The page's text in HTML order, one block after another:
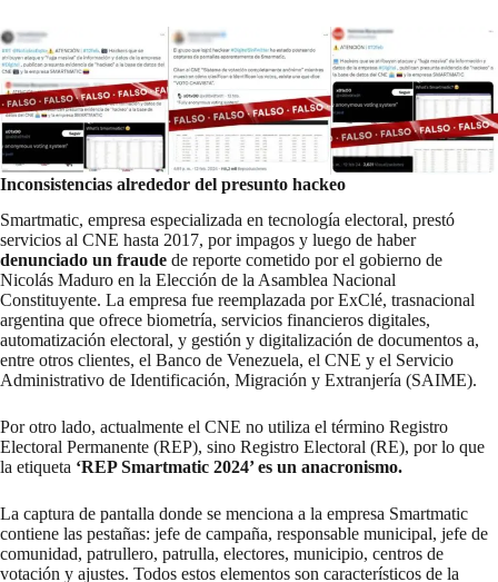
Inconsistencias alrededor del presunto hackeo
Smartmatic, empresa especializada en tecnología electoral, prestó
servicios al CNE hasta 2017, por impagos y luego de haber
denunciado un fraude de reporte cometido por el gobierno de
Nicolás Maduro en la Elección de la Asamblea Nacional
Constituyente. La empresa fue reemplazada por ExClé, trasnacional
argentina que ofrece biometría, servicios financieros digitales,
automatización electoral, y gestión y digitalización de documentos a,
entre otros clientes, el Banco de Venezuela, el CNE y el Servicio
Administrativo de Identificación, Migración y Extranjería (SAIME).
Por otro lado, actualmente el CNE no utiliza el término Registro
Electoral Permanente (REP), sino Registro Electoral (RE), por lo que
la etiqueta ‘REP Smartmatic 2024’ es un anacronismo.
La captura de pantalla donde se menciona a la empresa Smartmatic
contiene las pestañas: jefe de campaña, responsable municipal, jefe de
comunidad, patrullero, patrulla, electores, municipio, centros de
votación y ajustes. Todos estos elementos son característicos de la